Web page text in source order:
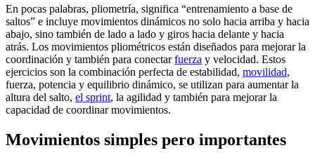
En pocas palabras, pliometría, significa “entrenamiento a base de
saltos” e incluye movimientos dinámicos no solo hacia arriba y hacia
abajo, sino también de lado a lado y giros hacia delante y hacia
atrás. Los movimientos pliométricos están diseñados para mejorar la
coordinación y también para conectarfuerza y velocidad. Estos
ejercicios son la combinación perfecta de estabilidad, movilidad,
fuerza, potencia y equilibrio dinámico, se utilizan para aumentar la
altura del salto, el sprint, la agilidad y también para mejorar la
capacidad de coordinar movimientos.
Movimientos simples pero importantes